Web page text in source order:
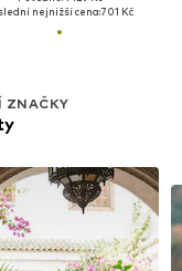
nejnižší cena:701 Kč
ZNAČKY